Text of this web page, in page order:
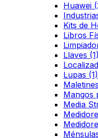
Huawei
Kits de
Libros
Llaves (1)
Lupas (1)
Mangos
Media